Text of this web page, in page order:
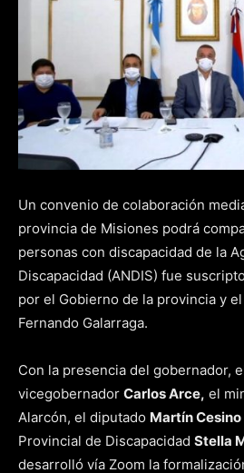
Un convenio de colaboración
provincia de Misiones podrá
personas con discapacidad de la
Discapacidad (ANDIS) fue
por el Gobierno de la provincia y
Fernando Galarraga.
Con la presencia del gobernador,
vicegobernador Carlos Arce, el
Alarcón, el diputado Martín Cesino
Provincial de Discapacidad Stella
desarrolló vía Zoom la